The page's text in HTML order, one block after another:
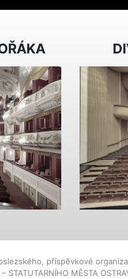
příspěvkové
MĚSTA